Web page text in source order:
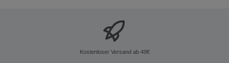
Kostenloser Versand ab 49€